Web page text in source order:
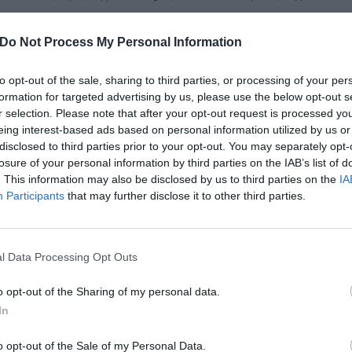
Do Not Process My Personal Information
opt-out of the sale, sharing to third parties, or processing of your
for targeted advertising by us, please use the below opt-out
selection. Please note that after your opt-out request is processed
interest-based ads based on personal information utilized by us
to third parties prior to your opt-out. You may separately
of your personal information by third parties on the IAB’s list of
This information may also be disclosed by us to third parties on the
Participants that may further disclose it to other third parties.
Data Processing Opt Outs
opt-out of the Sharing of my personal data.
opt-out of the Sale of my Personal Data.
nel prezzo
Parcheggio Interno non Coperto
Sala TV
e Bar
terrazza offre un ricco buffet composto da salumi tipici locali, pane fresco
Caffetteria
Tour della città